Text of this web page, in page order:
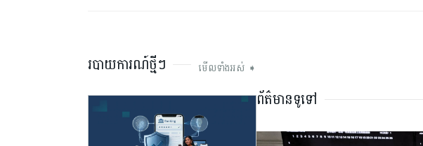
របាយការណ៍ថ្មីៗ មើលទាំងអស់ ➧
ព័ត៌មានទូទៅ